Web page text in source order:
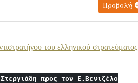
Προβολή
του ελληνικού στρατεύματος
προς τον Ε.Βενιζέλο